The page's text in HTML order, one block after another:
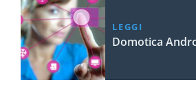
LEGGI
Domotica